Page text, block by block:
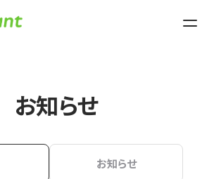
お知らせ
お知らせ